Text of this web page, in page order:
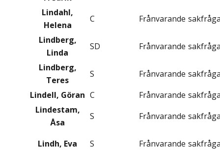
Lindahl,
Helena
C Frånvarande
Lindberg,
Linda
SD Frånvarande
Lindberg,
Teres
S Frånvarande
Lindell, Göran C Frånvarande
Lindestam,
Åsa
S Frånvarande
Lindh, Eva S Frånvarande